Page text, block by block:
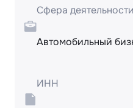
Сфера деятельности
Автомобильный
ИНН